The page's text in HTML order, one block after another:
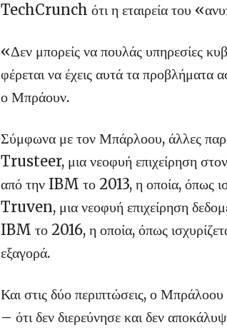
TechCrunch ότι η εταιρεία του
«Δεν μπορείς να πουλάς υπηρεσίες
φέρεται να έχεις αυτά τα προβλήματα
ο Μπράουν.
Σύμφωνα με τον Μπάρλοου, άλλες
Trusteer, μια νεοφυή επιχείρηση
από την IBM το 2013, η οποία, όπως
Truven, μια νεοφυή επιχείρηση
IBM το 2016, η οποία, όπως
εξαγορά.
Και στις δύο περιπτώσεις, ο
– ότι δεν διερεύνησε και δεν